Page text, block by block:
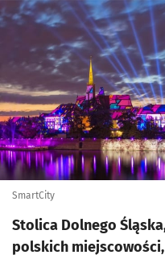
Kliknij, aby powiększyć
SmartCity
Stolica Dolnego
polskich